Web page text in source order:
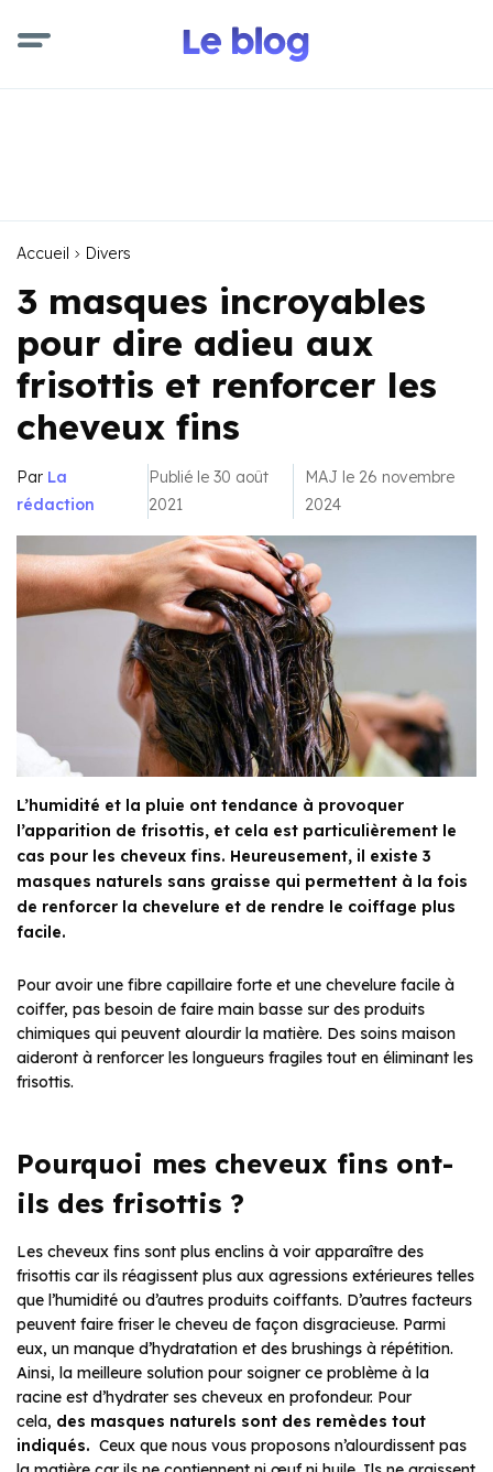
Accueil Divers
3 masques incroyables
pour dire adieu aux
frisottis et renforcer les
cheveux fins
Par La
rédaction
Publié le 30 août
2021
MAJ le 26 novembre
2024
L’humidité et la pluie ont tendance à provoquer
l’apparition de frisottis, et cela est particulièrement le
cas pour les cheveux fins. Heureusement, il existe 3
masques naturels sans graisse qui permettent à la fois
de renforcer la chevelure et de rendre le coiffage plus
facile.
Pour avoir une fibre capillaire forte et une chevelure facile à
coiffer, pas besoin de faire main basse sur des produits
chimiques qui peuvent alourdir la matière. Des soins maison
aideront à renforcer les longueurs fragiles tout en éliminant les
frisottis.
Pourquoi mes cheveux fins ont-
ils des frisottis ?
Les cheveux fins sont plus enclins à voir apparaître des
frisottis car ils réagissent plus aux agressions extérieures telles
que l’humidité ou d’autres produits coiffants. D’autres facteurs
peuvent faire friser le cheveu de façon disgracieuse. Parmi
eux, un manque d’hydratation et des brushings à répétition.
Ainsi, la meilleure solution pour soigner ce problème à la
racine est d’hydrater ses cheveux en profondeur. Pour
cela, des masques naturels sont des remèdes tout
indiqués. Ceux que nous vous proposons n’alourdissent pas